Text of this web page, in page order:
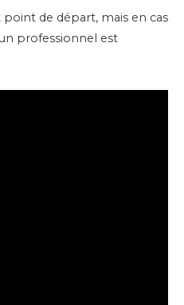
de départ, mais en cas
professionnel est